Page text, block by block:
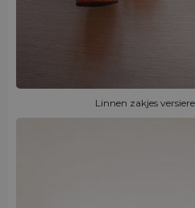
Linnen zakjes